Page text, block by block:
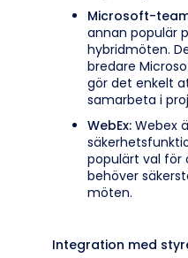
Microsoft-
annan populär
hybridmöten.
bredare
gör det enkelt
samarbeta i
WebEx: Webex
populärt val för
behöver
möten.
Integration med